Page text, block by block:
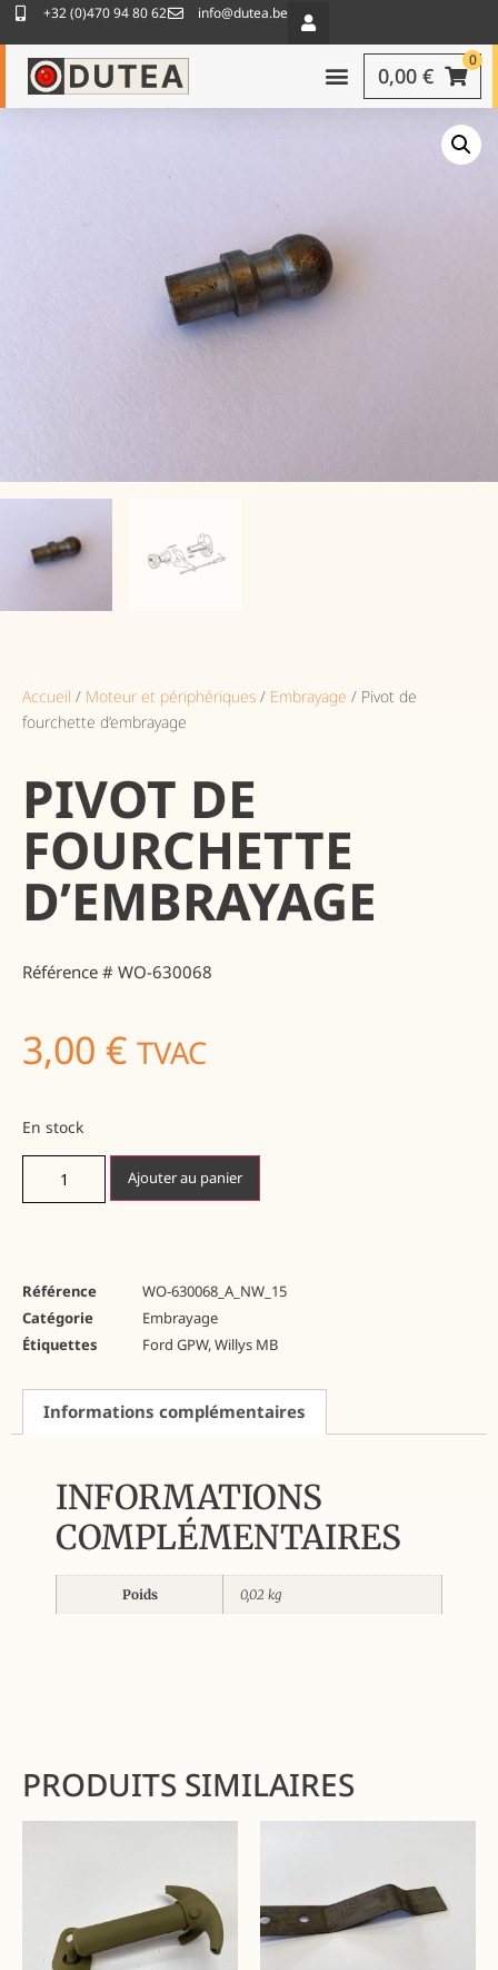
+32 (0)470 94 80 62 info@dutea.be
0
0,00 €
Accueil / Moteur et périphériques / Embrayage / Pivot de
fourchette d’embrayage
PIVOT DE
FOURCHETTE
D’EMBRAYAGE
Référence # WO-630068
3,00 € TVAC
En stock
Ajouter au panier
Référence
WO-630068_A_NW_15
Catégorie
Embrayage
Étiquettes
Ford GPW,Willys MB
Informations complémentaires
INFORMATIONS
COMPLÉMENTAIRES
Poids 0,02 kg
PRODUITS SIMILAIRES